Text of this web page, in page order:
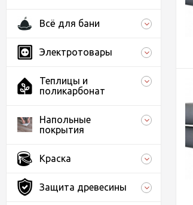
Всё для бани
Электротовары
Теплицы и
поликарбонат
Напольные
покрытия
Краска
Защита древесины